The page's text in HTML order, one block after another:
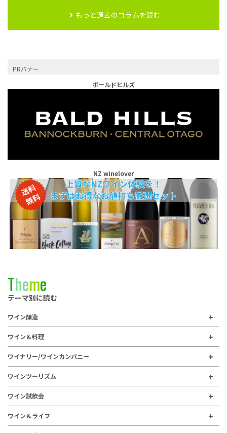
もっと過去のコラムを読む
PRバナー
ボールドヒルズ
NZ winelover
Theme
テーマ別に読む
ワイン醸造
ワイン＆料理
ワイナリー/ワインカンパニー
ワインツーリズム
ワイン試飲会
ワイン＆ライフ